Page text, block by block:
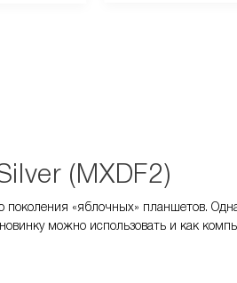
(MXDF2)
поколения «яблочных» планшетов.
можно использовать и как